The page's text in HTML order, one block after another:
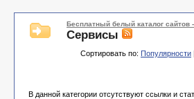
Бесплатный белый каталог сайтов
Сервисы
Сортировать по: Популярности
В данной категории отсутствуют ссылки и